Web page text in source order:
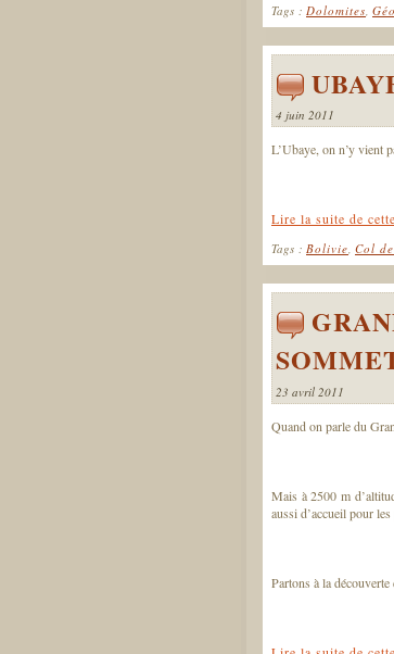
Tags : Dolomites
4 juin 2011
L’Ubaye, on n’y vient
Lire la suite de
Tags : Bolivie, Col
23 avril 2011
Quand on parle du
Mais à 2500 m
aussi d’accueil pour
Partons à la